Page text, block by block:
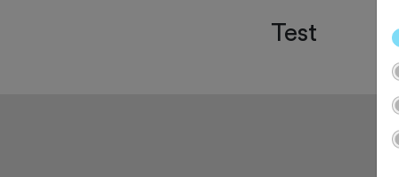
Test